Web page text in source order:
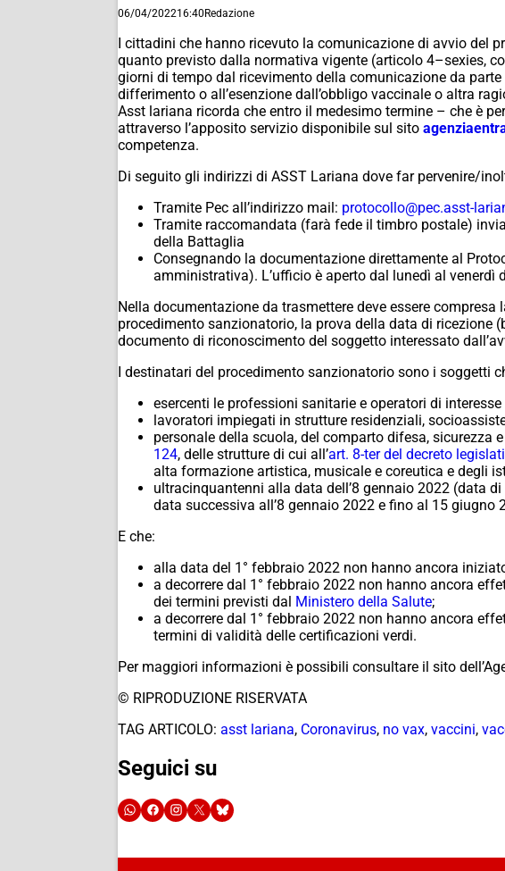
06/04/202216:40Redazione
I cittadini che hanno ricevuto la comunicazione di avvio del
quanto previsto dalla normativa vigente (articolo 4–sexies,
giorni di tempo dal ricevimento della comunicazione da
differimento o all’esenzione dall’obbligo vaccinale o altra
Asst lariana ricorda che entro il medesimo termine – che è
attraverso l’apposito servizio disponibile sul sito
competenza.
Di seguito gli indirizzi di ASST Lariana dove far pervenire/
Tramite Pec all’indirizzo mail: protocollo@pec.asst-
Tramite raccomandata (farà fede il timbro postale)
della Battaglia
Consegnando la documentazione direttamente al
amministrativa). L’ufficio è aperto dal lunedì al venerdì
Nella documentazione da trasmettere deve essere
procedimento sanzionatorio, la prova della data di
documento di riconoscimento del soggetto interessato
I destinatari del procedimento sanzionatorio sono i soggetti
esercenti le professioni sanitarie e operatori di
lavoratori impiegati in strutture residenziali,
personale della scuola, del comparto difesa,
124, delle strutture di cui all’art. 8-ter del decreto
alta formazione artistica, musicale e coreutica e degli
ultracinquantenni alla data dell’8 gennaio 2022 (data
data successiva all’8 gennaio 2022 e fino al 15 giugno
E che:
alla data del 1° febbraio 2022 non hanno ancora
a decorrere dal 1° febbraio 2022 non hanno ancora
dei termini previsti dal Ministero della Salute;
a decorrere dal 1° febbraio 2022 non hanno ancora
termini di validità delle certificazioni verdi.
Per maggiori informazioni è possibili consultare il sito
© RIPRODUZIONE RISERVATA
TAG ARTICOLO: asst lariana, Coronavirus, no vax, vaccini,
Seguici su